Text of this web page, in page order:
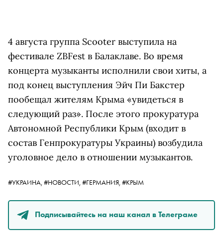
4 августа группа Scooter выступила на
фестивале ZBFest в Балаклаве. Во время
концерта музыканты исполнили свои хиты, а
под конец выступления Эйч Пи Бакстер
пообещал жителям Крыма «увидеться в
следующий раз». После этого прокуратура
Автономной Республики Крым (входит в
состав Генпрокуратуры Украины) возбудила
уголовное дело в отношении музыкантов.
#УКРАИНА, #НОВОСТИ, #ГЕРМАНИЯ, #КРЫМ
Подписывайтесь на наш канал в Телеграме